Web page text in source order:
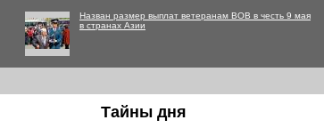
Назван размер выплат ветеранам ВОВ в честь 9 мая
в странах Азии
Тайны дня